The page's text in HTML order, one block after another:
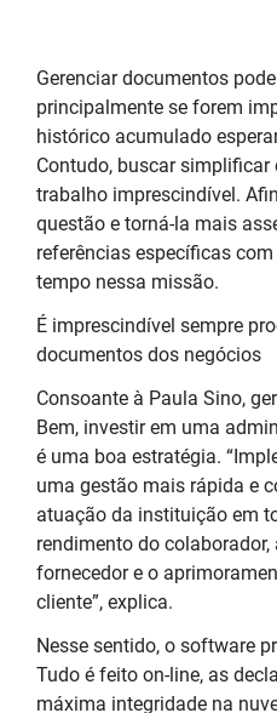
Gerenciar documentos
principalmente se forem
histórico acumulado
Contudo, buscar simplificar
trabalho imprescindível.
questão e torná-la mais
referências específicas
tempo nessa missão.
É imprescindível sempre
documentos dos negócios
Consoante à Paula Sino,
Bem, investir em uma
é uma boa estratégia.
uma gestão mais rápida e
atuação da instituição em
rendimento do
fornecedor e o
cliente”, explica.
Nesse sentido, o software
Tudo é feito on-line, as
máxima integridade na